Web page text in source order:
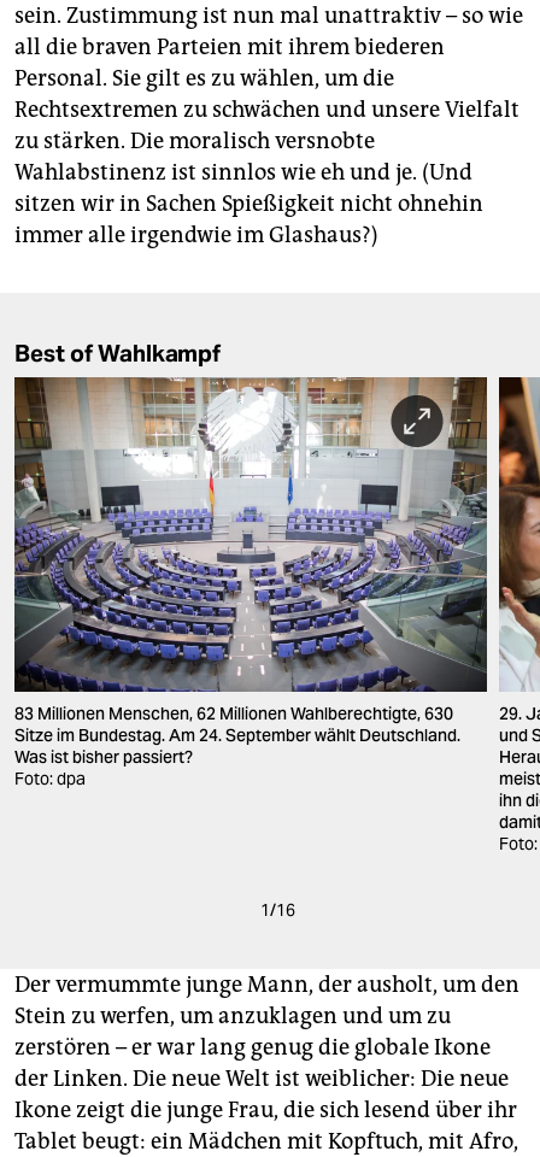
sein. Zustimmung ist nun mal unattraktiv – so wie
all die braven Parteien mit ihrem biederen
Personal. Sie gilt es zu wählen, um die
Rechtsextremen zu schwächen und unsere Vielfalt
zu stärken. Die moralisch versnobte
Wahlabstinenz ist sinnlos wie eh und je. (Und
sitzen wir in Sachen Spießigkeit nicht ohnehin
immer alle irgendwie im Glashaus?)
Best of Wahlkampf
83 Millionen Menschen, 62 Millionen Wahlberechtigte, 630
Sitze im Bundestag. Am 24. September wählt Deutschland.
Was ist bisher passiert?
Foto: dpa
29.
und
ihn
1/16
Der vermummte junge Mann, der ausholt, um den
Stein zu werfen, um anzuklagen und um zu
zerstören – er war lang genug die globale Ikone
der Linken. Die neue Welt ist weiblicher: Die neue
Ikone zeigt die junge Frau, die sich lesend über ihr
Tablet beugt: ein Mädchen mit Kopftuch, mit Afro,